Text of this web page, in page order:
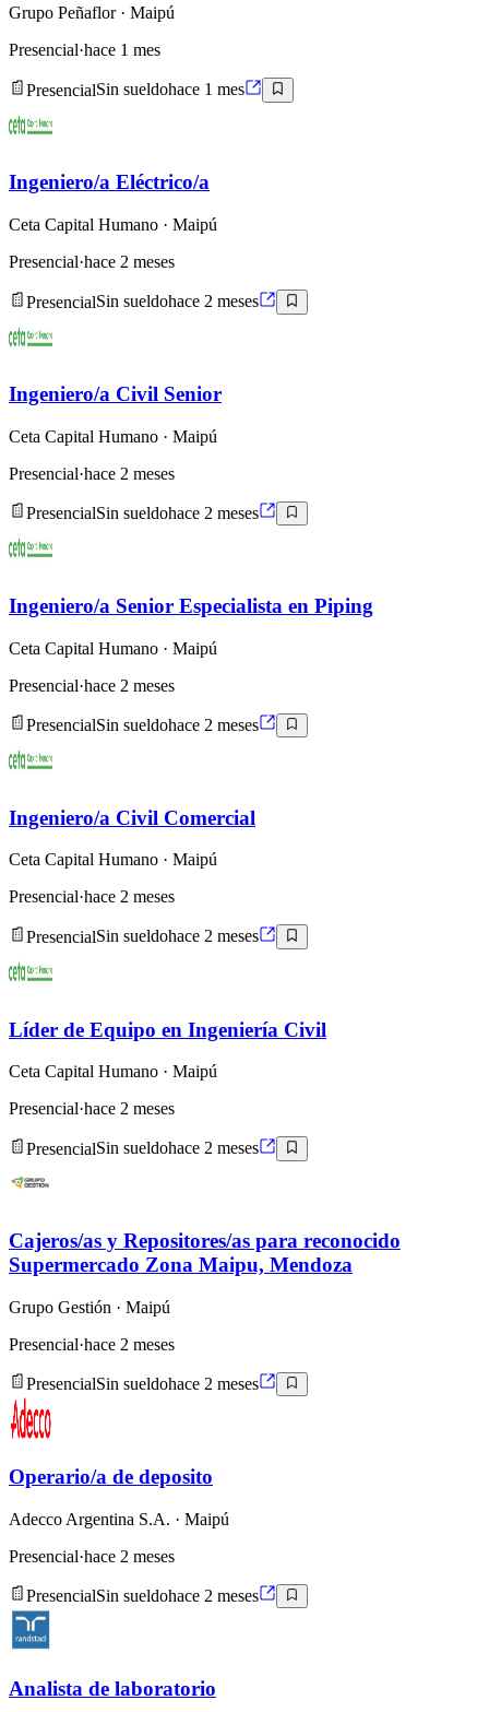
Grupo Peñaflor· Maipú
Presencial·hace 1 mes
PresencialSin sueldohace 1 mes
Ingeniero/a Eléctrico/a
Ceta Capital Humano · Maipú
Presencial·hace 2 meses
PresencialSin sueldohace 2 meses
Ingeniero/a Civil Senior
Ceta Capital Humano · Maipú
Presencial·hace 2 meses
PresencialSin sueldohace 2 meses
Ingeniero/a Senior Especialista en Piping
Ceta Capital Humano · Maipú
Presencial·hace 2 meses
PresencialSin sueldohace 2 meses
Ingeniero/a Civil Comercial
Ceta Capital Humano · Maipú
Presencial·hace 2 meses
PresencialSin sueldohace 2 meses
Líder de Equipo en Ingeniería Civil
Ceta Capital Humano · Maipú
Presencial·hace 2 meses
PresencialSin sueldohace 2 meses
Cajeros/as y Repositores/as para reconocido
Supermercado Zona Maipu, Mendoza
Grupo Gestión · Maipú
Presencial·hace 2 meses
PresencialSin sueldohace 2 meses
Operario/a de deposito
Adecco Argentina S.A. · Maipú
Presencial·hace 2 meses
PresencialSin sueldohace 2 meses
Analista de laboratorio